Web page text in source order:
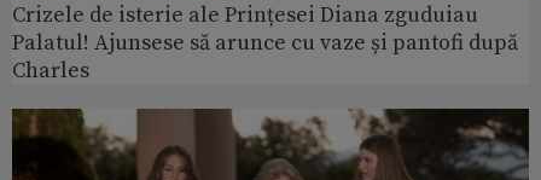
Crizele de isterie ale Prințesei Diana zguduiau
Palatul! Ajunsese să arunce cu vaze și pantofi după
Charles